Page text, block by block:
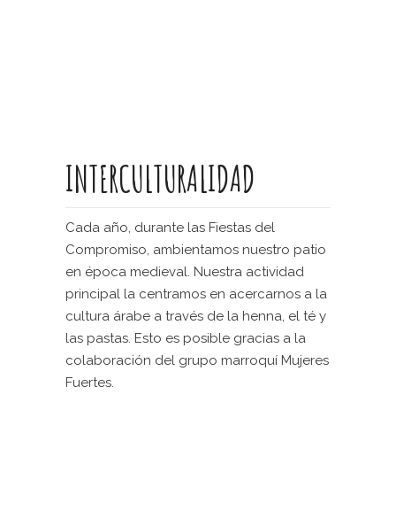
INTERCULTURALIDAD
Cada año, durante las Fiestas del
Compromiso, ambientamos nuestro patio
en época medieval. Nuestra actividad
principal la centramos en acercarnos a la
cultura árabe a través de la henna, el té y
las pastas. Esto es posible gracias a la
colaboración del grupo marroquí Mujeres
Fuertes.